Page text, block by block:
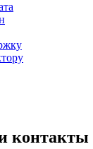
контакты